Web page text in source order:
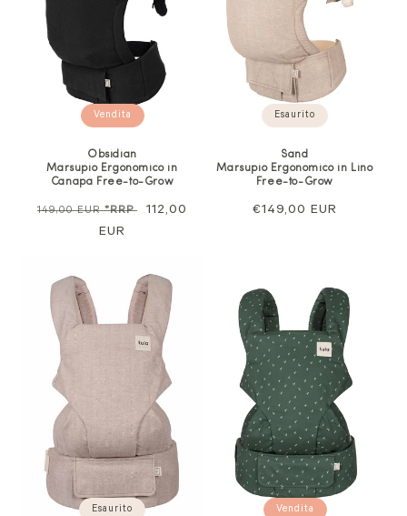
Vendita
Obsidian
Marsupio Ergonomico in
Canapa Free-to-Grow
Prezzo
149,00 EUR*RRP
Prezzo
112,00
EUR
Esaurito
Sand
Marsupio Ergonomico in Lino
Free-to-Grow
Prezzo
€149,00 EUR
Esaurito Vendita